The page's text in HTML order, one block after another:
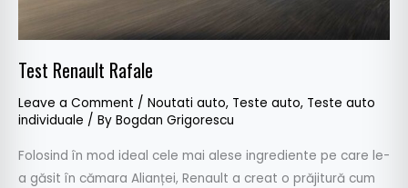
Test Renault Rafale
Leave a Comment / Noutati auto, Teste auto, Teste auto
individuale / By Bogdan Grigorescu
Folosind în mod ideal cele mai alese ingrediente pe care le-
a găsit în cămara Alianței, Renault a creat o prăjitură cum